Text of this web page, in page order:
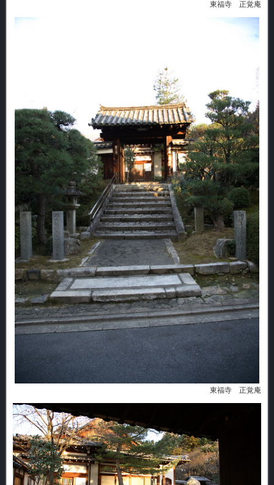
東福寺 正覚庵
東福寺 正覚庵